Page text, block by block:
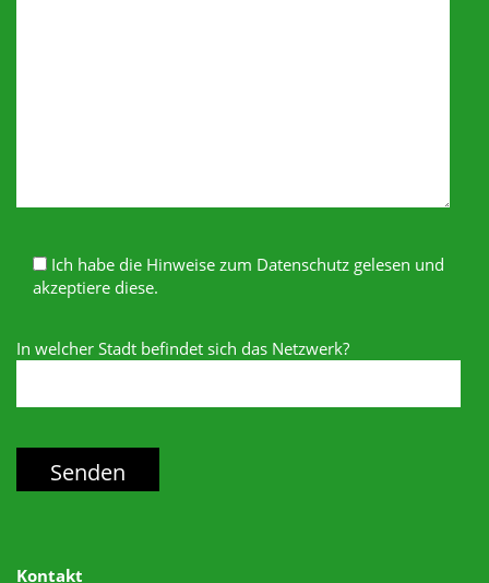
Ich habe die Hinweise zum Datenschutz gelesen und
akzeptiere diese.
In welcher Stadt befindet sich das Netzwerk?
Kontakt